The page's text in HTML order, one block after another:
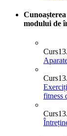
modului de
Curs
Curs
fitness
Curs